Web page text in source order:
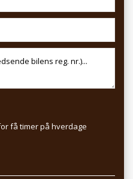
få timer på hverdage